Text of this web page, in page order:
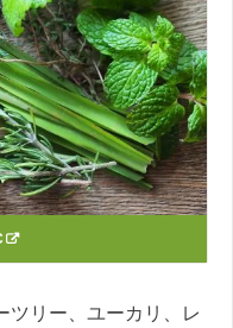
ツリー、ユーカリ、レ